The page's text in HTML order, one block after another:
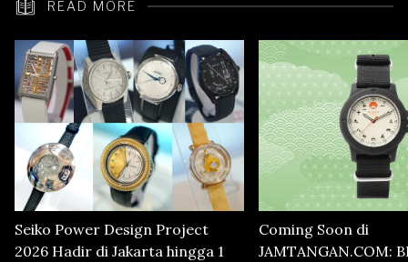
READ MORE
Seiko Power Design Project
2026 Hadir di Jakarta hingga 1
Coming Soon di
JAMTANGAN.COM: